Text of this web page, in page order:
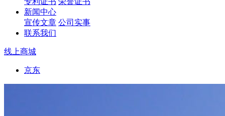
新闻中心
宣传文章 公司实事
联系我们
线上商城
京东